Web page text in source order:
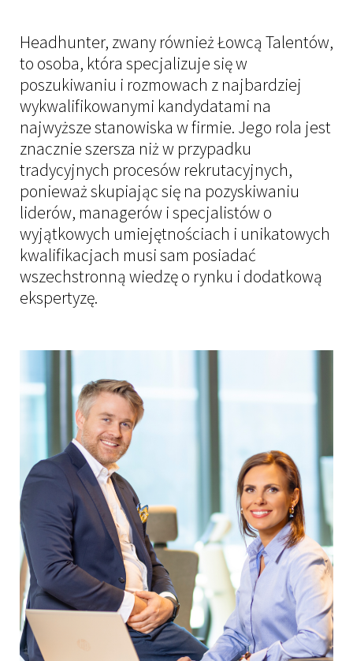
Market mapping
Insights
Raporty
Strefa wiedzy
Case Studies
Aktualności
Kontakt
ZALOGUJ SIĘ
LINKEDIN
Headhunter, zwany również Łowcą Talentów,
to osoba, która specjalizuje się w
poszukiwaniu i rozmowach z najbardziej
wykwalifikowanymi kandydatami na
najwyższe stanowiska w firmie. Jego rola jest
znacznie szersza niż w przypadku
tradycyjnych procesów rekrutacyjnych,
ponieważ skupiając się na pozyskiwaniu
liderów, managerów i specjalistów o
wyjątkowych umiejętnościach i unikatowych
kwalifikacjach musi sam posiadać
wszechstronną wiedzę o rynku i dodatkową
ekspertyzę.